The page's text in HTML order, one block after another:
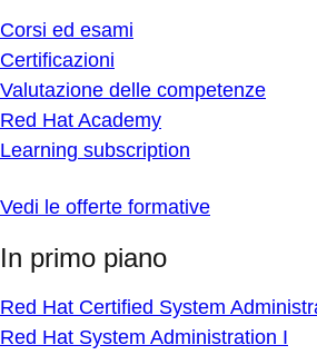
Corsi ed esami
Certificazioni
Valutazione delle competenze
Red Hat Academy
Learning subscription
Vedi le offerte formative
In primo piano
Red Hat Certified System
Red Hat System Administration I